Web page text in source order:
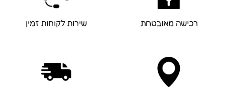
רכישה מאובטחת שירות לקוחות זמין